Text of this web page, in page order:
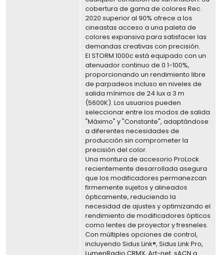
cobertura de gama de colores Rec.
2020 superior al 90% ofrece a los
cineastas acceso a una paleta de
colores expansiva para satisfacer las
demandas creativas con precisión.
El STORM 1000c está equipado con un
atenuador continuo de 0.1-100%,
proporcionando un rendimiento libre
de parpadeos incluso en niveles de
salida mínimos de 24 lux a 3 m
(5600K). Los usuarios pueden
seleccionar entre los modos de salida
"Máximo" y "Constante", adaptándose
a diferentes necesidades de
producción sin comprometer la
precisión del color.
Una montura de accesorio ProLock
recientemente desarrollada asegura
que los modificadores permanezcan
firmemente sujetos y alineados
ópticamente, reduciendo la
necesidad de ajustes y optimizando el
rendimiento de modificadores ópticos
como lentes de proyector y fresneles.
Con múltiples opciones de control,
incluyendo Sidus Link®, Sidus Link Pro,
LumenRadio CRMX, Art-net, sACN a